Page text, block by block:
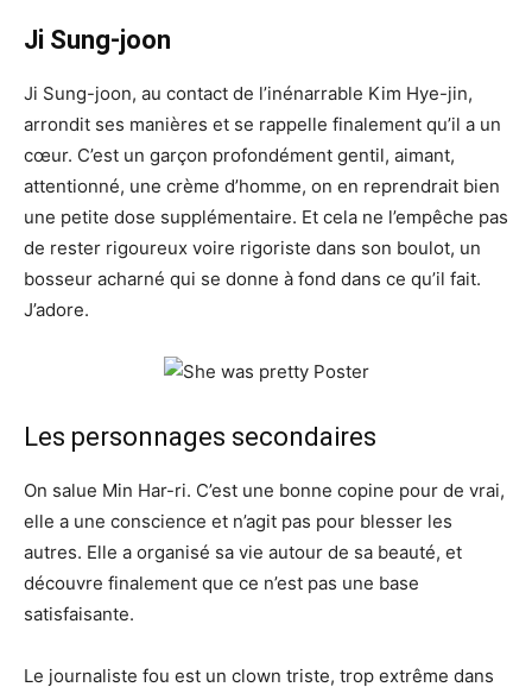
Ji Sung-joon
Ji Sung-joon, au contact de l’inénarrable Kim Hye-jin,
arrondit ses manières et se rappelle finalement qu’il a un
cœur. C’est un garçon profondément gentil, aimant,
attentionné, une crème d’homme, on en reprendrait bien
une petite dose supplémentaire. Et cela ne l’empêche pas
de rester rigoureux voire rigoriste dans son boulot, un
bosseur acharné qui se donne à fond dans ce qu’il fait.
J’adore.
Les personnages secondaires
On salue Min Har-ri. C’est une bonne copine pour de vrai,
elle a une conscience et n’agit pas pour blesser les
autres. Elle a organisé sa vie autour de sa beauté, et
découvre finalement que ce n’est pas une base
satisfaisante.
Le journaliste fou est un clown triste, trop extrême dans